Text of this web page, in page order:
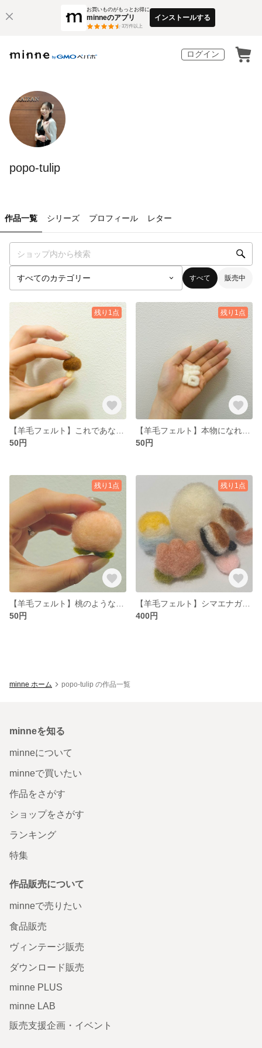
お買いものがもっとお得に
minneのアプリ
3万件以上
インストールする
ログイン
popo-tulip
作品一覧 シリーズ プロフィール レター
すべて 販売中
残り1点
50円
残り1点
50円
残り1点
50円
残り1点
【羊毛フェルト】シマエナガとお花のふわふわセット
400円
minne ホーム popo-tulip の作品一覧
minneを知る
minneについて
minneで買いたい
作品をさがす
ショップをさがす
ランキング
特集
作品販売について
minneで売りたい
食品販売
ヴィンテージ販売
ダウンロード販売
minne PLUS
minne LAB
販売支援企画・イベント